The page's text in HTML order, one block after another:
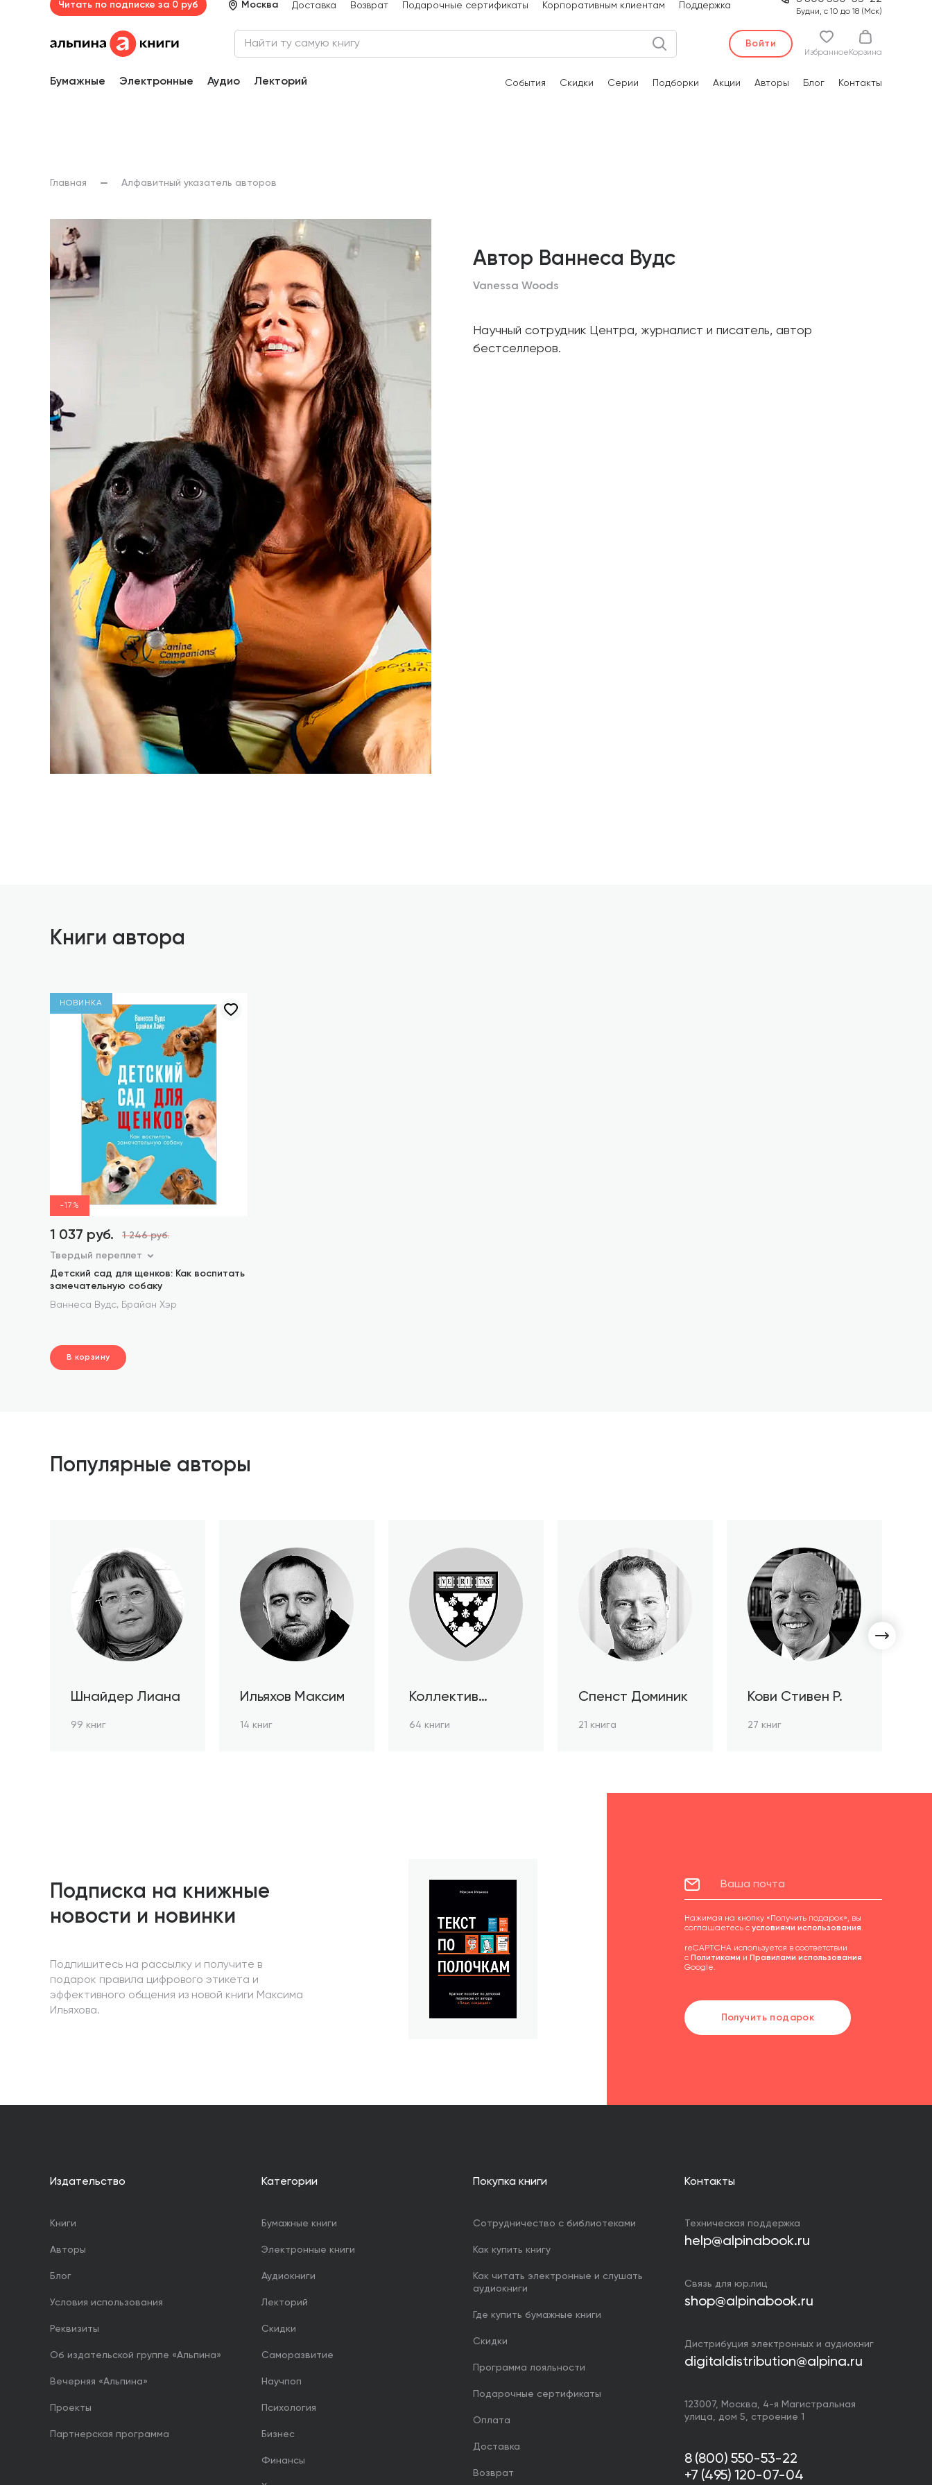
Читать по подписке за 0 руб Москва Доставка Возврат Подарочные сертификаты Корпоративным клиентам Поддержка
Будни, с 10 до 18 (Мск)
Войти
Избранное Корзина
Бумажные Электронные Аудио Лекторий События Скидки Серии Подборки Акции Авторы Блог Контакты
Главная Алфавитный указатель авторов
Автор Ваннеса Вудс
Vanessa Woods
Научный сотрудник Центра, журналист и писатель, автор
бестселлеров.
Книги автора
НОВИНКА
-17%
1 037 руб. 1 246 руб.
Твердый переплет
Детский сад для щенков: Как воспитать
замечательную собаку
Ваннеса Вудс, Брайан Хэр
В корзину
Популярные авторы
Шнайдер Лиана
99 книг
Ильяхов Максим
14 книг
Коллектив
64 книги
Спенст Доминик
21 книга
Кови Стивен Р.
27 книг
Подписка на книжные
новости и новинки
Подпишитесь на рассылку и получите в
подарок правила цифрового этикета и
эффективного общения из новой книги Максима
Ильяхова.
Нажимая на кнопку «Получить подарок», вы
соглашаетесь с условиями использования.
reCAPTCHA используется в соответствии
с Политиками и Правилами использования
Google.
Получить подарок
Издательство
Книги
Авторы
Блог
Условия использования
Реквизиты
Об издательской группе «Альпина»
Вечерняя «Альпина»
Проекты
Партнерская программа
Категории
Бумажные книги
Электронные книги
Аудиокниги
Лекторий
Скидки
Саморазвитие
Научпоп
Психология
Бизнес
Финансы
Покупка книги
Сотрудничество с библиотеками
Как купить книгу
Как читать электронные и слушать
аудиокниги
Где купить бумажные книги
Скидки
Программа лояльности
Подарочные сертификаты
Оплата
Доставка
Возврат
Контакты
Техническая поддержка
help@alpinabook.ru
Связь для юр.лиц
shop@alpinabook.ru
Дистрибуция электронных и аудиокниг
digitaldistribution@alpina.ru
123007, Москва, 4-я Магистральная
улица, дом 5, строение 1
8 (800) 550-53-22
+7 (495) 120-07-04